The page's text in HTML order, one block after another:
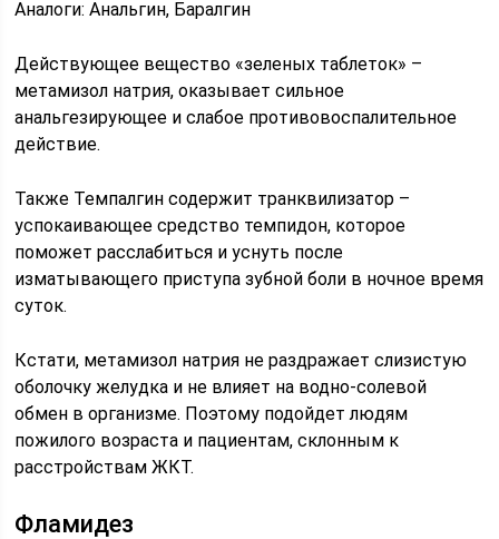
Аналоги: Анальгин, Баралгин
Действующее вещество «зеленых таблеток» –
метамизол натрия, оказывает сильное
анальгезирующее и слабое противовоспалительное
действие.
Также Темпалгин содержит транквилизатор –
успокаивающее средство темпидон, которое
поможет расслабиться и уснуть после
изматывающего приступа зубной боли в ночное время
суток.
Кстати, метамизол натрия не раздражает слизистую
оболочку желудка и не влияет на водно-солевой
обмен в организме. Поэтому подойдет людям
пожилого возраста и пациентам, склонным к
расстройствам ЖКТ.
Фламидез